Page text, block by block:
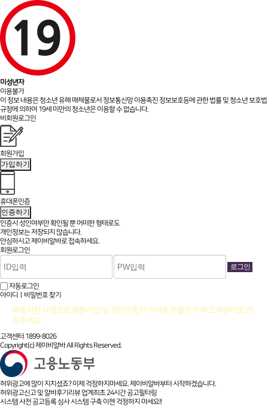
미성년자
이용불가
이 정보 내용은 청소년 유해 매체물로서 정보통신망 이용촉진 정보보호등에 관한 법률 및 청소년 보호법
규정에 의하여 19세 미만의 청소년은 이용할 수 없습니다.
비회원로그인
회원가입
가입하기
휴대폰인증
인증하기
인증시 성인여부만 확인될 뿐어떠한 형태로도
개인정보는 저장되지 않습니다.
안심하시고 제이비알바로 접속하세요.
회원로그인
자동로그인
아이디ㅣ비밀번호 찾기
부득이한 사정으로 회원가입 및 성인인증이 어려운 분들은 아래 고객센터로 연
락주세요
고객센터 1899-8026
Copyright(c) 제이비알바 All Rights Reserved.
허위광고에 많이 지치셨죠? 이제 걱정하지마세요. 제이비알바부터 시작하겠습니다.
허위광고신고 및 알바후기리뷰 업계최초 24시간 공고필터링
시스템 사전 공고등록 심사 시스템 구축 이젠 걱정하지 마세요!!